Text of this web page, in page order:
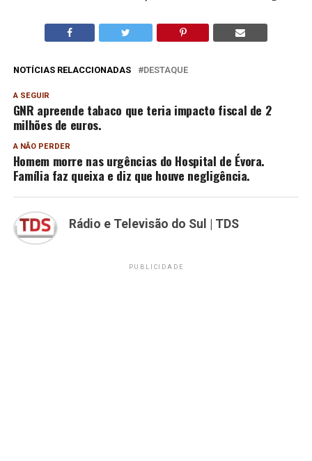
NOTÍCIAS RELACCIONADAS DESTAQUE
A SEGUIR
GNR apreende tabaco que teria impacto fiscal de 2
milhões de euros.
A NÃO PERDER
Homem morre nas urgências do Hospital de Évora.
Família faz queixa e diz que houve negligência.
Rádio e Televisão do Sul | TDS
PUBLICIDADE